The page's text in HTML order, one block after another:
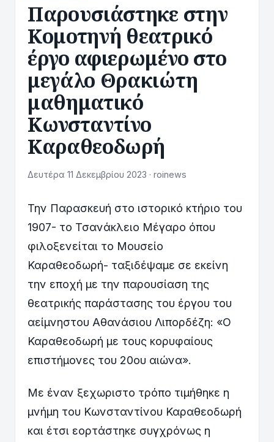
Παρουσιάστηκε στην
Κομοτηνή θεατρικό
έργο αφιερωμένο στο
μεγάλο Θρακιώτη
μαθηματικό
Κωνσταντίνο
Καραθεοδωρή
Δευτέρα 11 Δεκεμβρίου 2023 · roinews
Την Παρασκευή στο ιστορικό κτήριο του
1907- το Τσανάκλειο Μέγαρο όπου
φιλοξενείται το Μουσείο
Καραθεοδωρή- ταξιδέψαμε σε εκείνη
την εποχή με την παρουσίαση της
θεατρικής παράστασης του έργου του
αείμνηστου Αθανάσιου Λιπορδέζη: «Ο
Καραθεοδωρή με τους κορυφαίους
επιστήμονες του 20ου αιώνα».
Με έναν ξεχωριστο τρόπο τιμήθηκε η
μνήμη του Κωνσταντίνου Καραθεοδωρή
και έτσι εορτάστηκε συγχρόνως η